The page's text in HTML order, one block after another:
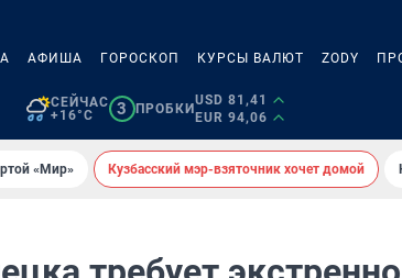
АФИША ГОРОСКОП КУРСЫ ВАЛЮТ ZODY
СЕЙЧАС
+16°C
3 ПРОБКИ
USD 81,41
EUR 94,06
«Мир» Кузбасский мэр-взяточник хочет домой